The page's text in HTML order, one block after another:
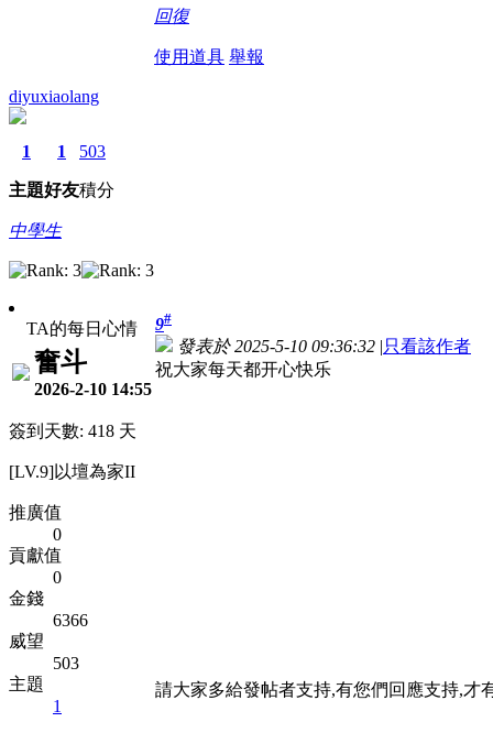
回復
使用道具 舉報
diyuxiaolang
1
主題
1
好友
503
積分
中學生
TA的每日心情
奮斗
2026-2-10 14:55
簽到天數: 418 天
[LV.9]以壇為家II
推廣值
0
貢獻值
0
金錢
6366
威望
503
主題
1
9#
發表於 2025-5-10 09:36:32 |只看該作者
祝大家每天都开心快乐
請大家多給發帖者支持,有您們回應支持,才